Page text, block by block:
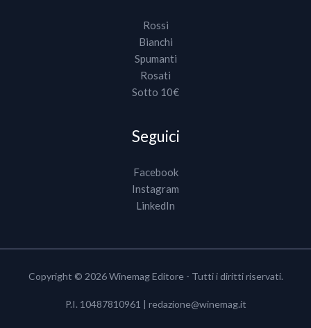
Rossi
Bianchi
Spumanti
Rosati
Sotto 10€
Seguici
Facebook
Instagram
LinkedIn
Copyright © 2026 Winemag Editore - Tutti i diritti riservati.
P.I. 10487810961 | redazione@winemag.it